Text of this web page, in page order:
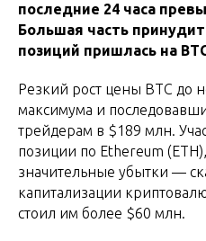
последние 24 часа
Большая часть
позиций пришлась на
Резкий рост цены BTC до
максимума и
трейдерам в $189 млн.
позиции по Ethereum
значительные убытки —
капитализации
стоил им более $60 млн.